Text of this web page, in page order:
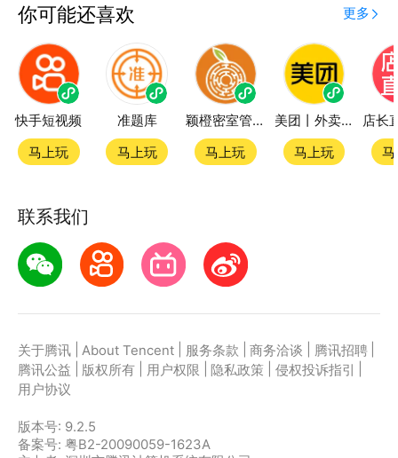
你可能还喜欢 更多
快手短视频
马上玩
准题库
马上玩
颖橙密室管家SmartOrange
马上玩
美团丨外卖团购特价美食酒店电影
马上玩
联系我们
关于腾讯 About Tencent 服务条款 商务洽谈 腾讯招聘
腾讯公益
版权所有 用户权限 隐私政策 侵权投诉指引
用户协议
版本号: 9.2.5
备案号: 粤B2-20090059-1623A